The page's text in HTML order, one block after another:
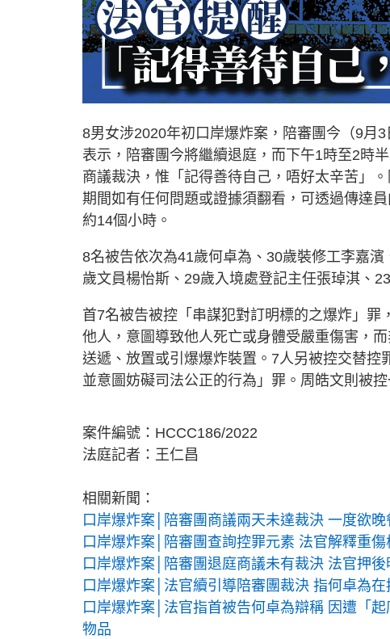
8男女涉2020年初口岸爆炸案，陪審團今（9月
表示，陪審團今將繼續退庭，而下午1時至2時
商議裁決，惟「記得善待自己，唔好太辛苦」
期間如有任何問題或證據須翻看，可透過傳達
約14個小時。
8名被告依次為41歲何卓為、30歲裝修工李嘉
歲文員楊怡斯、29歲入境處登記主任張琸淇、
首7名被告被控「串謀犯對訂明標的之爆炸」
他人，意圖導致他人死亡或身體受嚴重傷害，
送遞、放置或引爆爆炸裝置。7人另被控交替
並意圖妨礙司法公正的行為」罪。周皓文則被
案件編號：HCCC186/2022
法庭記者：王仁昌
相關新聞：
口岸爆炸案│陪審團商議兩天未達裁決 一度欲
口岸爆炸案│陪審團查詢控罪元素 法官解釋重
口岸爆炸案│陪審團退庭商議未有裁決 法官押後
口岸爆炸案│法官續引導陪審團裁決 指何卓為
口岸爆炸案│法官指首被告何卓為辯稱 因遭「
物品